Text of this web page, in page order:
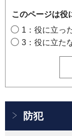
このページは役
1：役に立っ
3：役に立た
防犯